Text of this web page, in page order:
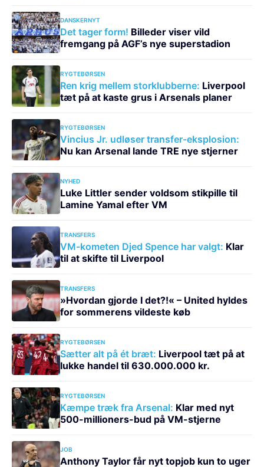
DANSKERNYT
Det tager form! Billeder viser vild
fremgang på AGF’s nye superstadion
RYGTEBØRSEN
Ren krig mellem storklubberne: Liverpool
tæt på at kaste grus i Arsenals planer
RYGTEBØRSEN
Vincius Jr. udløser transfer-eksplosion:
Nu kan Arsenal lande TRE nye stjerner
NYHED
Luke Littler sender voldsom stikpille til
Lamine Yamal efter VM
TRANSFERS
VM-kometen Djed Spence har valgt: Klar
til at skifte til Liverpool
TRANSFERS
»Hvordan gjorde I det?!« – United hyldes
for sommerens vildeste køb
RYGTEBØRSEN
Sætter alt på ét bræt: Liverpool tæt på at
lukke handel til 630.000.000 kr.
RYGTEBØRSEN
Kæmpe træk fra Arsenal: Klar med nyt
500-millioners-bud på VM-stjerne
JOB
Anthony Taylor får nyt topjob kun to uger